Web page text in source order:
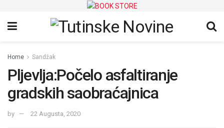
Home Sandžak
Pljevlja:Počelo asfaltiranje
gradskih saobraćajnica
by 22 Augusta, 2020